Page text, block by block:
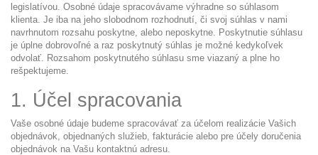
legislatívou. Osobné údaje spracovávame výhradne so súhlasom
klienta. Je iba na jeho slobodnom rozhodnutí, či svoj súhlas v nami
navrhnutom rozsahu poskytne, alebo neposkytne. Poskytnutie súhlasu
je úplne dobrovoľné a raz poskytnutý súhlas je možné kedykoľvek
odvolať. Rozsahom poskytnutého súhlasu sme viazaný a plne ho
rešpektujeme.
1. Účel spracovania
Vaše osobné údaje budeme spracovávať za účelom realizácie Vašich
objednávok, objednaných služieb, fakturácie alebo pre účely doručenia
objednávok na Vašu kontaktnú adresu.